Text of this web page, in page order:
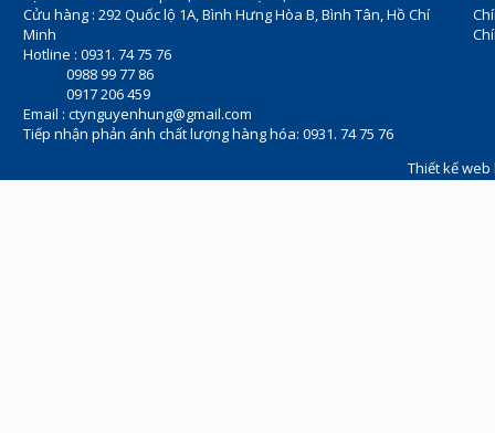
Cửu hàng : 292 Quốc lộ 1A, Bình Hưng Hòa B, Bình Tân, Hồ Chí
Minh
Hotline : 0931. 74 75 76
0988 99 77 86
0917 206 459
Email : ctynguyenhung@gmail.com
Tiếp nhận phản ánh chất lượng hàng hóa: 0931. 74 75 76
Thiết kế web